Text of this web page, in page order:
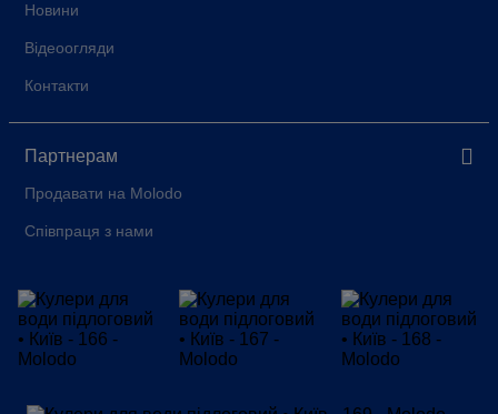
Новини
Відеоогляди
Контакти
Партнерам
Продавати на Molodo
Співпраця з нами